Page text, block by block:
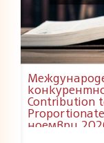
Contribution
ноември